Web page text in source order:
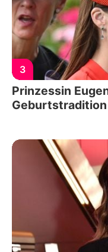
3
Prinzessin
Geburtstradition